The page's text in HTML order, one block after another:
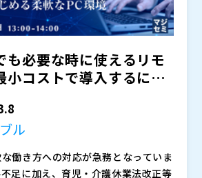
、リモート操作時にデータファイルの
、情報漏洩のリスクを大幅に低減しま
ルでの制御を可能にすることで、緊
ことなく障害対応を実現します。
度ビデオのサポート、無制限の距離拡
ラビリティ、高度な暗号化と認証技術
います。これにより、複数の拠点に
テムを管理する場合でも、一つのモ
けで画面を素早く切り替えられるた
す。また、機密性の高い環境では、
ら分離し、許可された端末からのみ
を制御することで、高いセキュリテ
率的な運用を実現します。
ンや専用設備で、レガシー環境の遠
ている方 ・電力・プラントなどエ
セキュリティを担保しながら遠隔操
定変更など）に、現場往復を最小
エンジニア ・セキュリティを担保
・監視の効率化を進めたい情報シス
方拠点やデータセンターを複数運営
を減らしたい ITインフラ担当者
）
ース活用研究所（
）
、講演企業は将来的に追加、削除さ
す。
も必要な時に使えるリモ
小コストで導入するには
ル
働き方への対応が急務となっていま
足に加え、育児・介護休業法改正等